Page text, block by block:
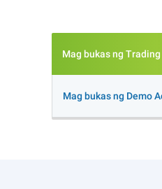
Mag bukas ng
Mag bukas ng Demo